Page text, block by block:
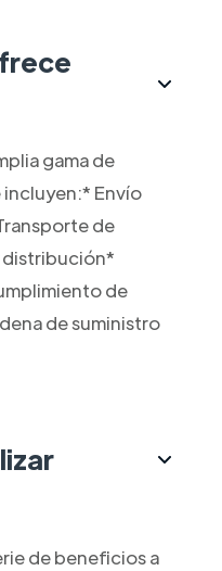
gama de
Envío
de
distribución*
de
de suministro
de beneficios a